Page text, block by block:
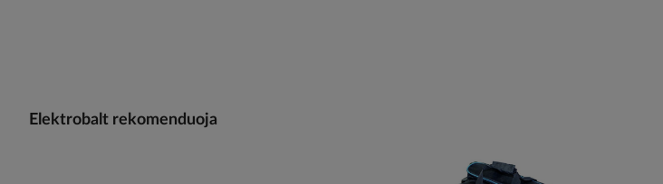
Elektrobalt rekomenduoja